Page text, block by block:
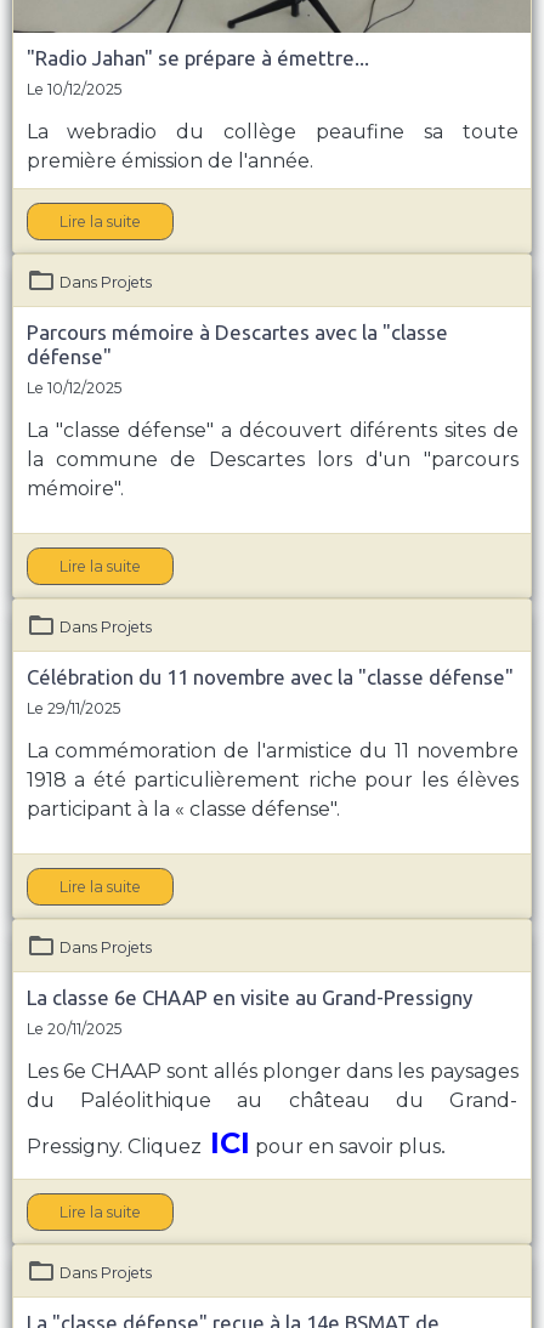
"Radio Jahan" se prépare à émettre...
Le 10/12/2025
La webradio du collège peaufine sa toute
première émission de l'année.
Lire la suite
Dans Projets
Parcours mémoire à Descartes avec la "classe
défense"
Le 10/12/2025
La "classe défense" a découvert diférents sites de
la commune de Descartes lors d'un "parcours
mémoire".
Lire la suite
Dans Projets
Célébration du 11 novembre avec la "classe défense"
Le 29/11/2025
La commémoration de l'armistice du 11 novembre
1918 a été particulièrement riche pour les élèves
participant à la « classe défense".
Lire la suite
Dans Projets
La classe 6e CHAAP en visite au Grand-Pressigny
Le 20/11/2025
Les 6e CHAAP sont allés plonger dans les paysages
du Paléolithique au château du Grand-
Pressigny. Cliquez ICI pour en savoir plus.
Lire la suite
Dans Projets
La "classe défense" reçue à la 14e BSMAT de